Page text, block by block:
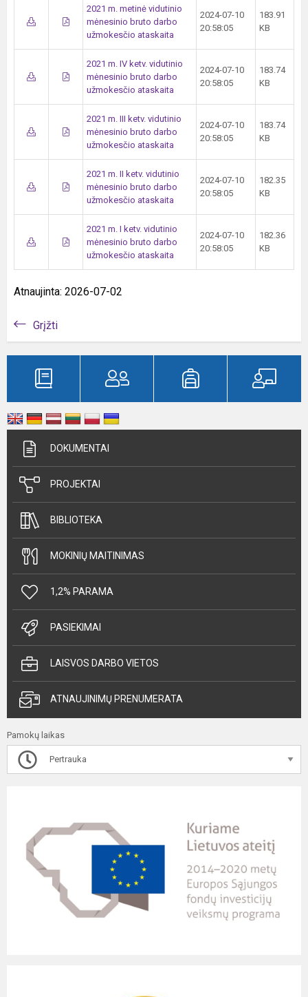
2021 m. metinė vidutinio
mėnesinio bruto darbo
užmokesčio ataskaita
2024-07-10
20:58:05
183.91
KB
2021 m. IV ketv. vidutinio
mėnesinio bruto darbo
užmokesčio ataskaita
2024-07-10
20:58:05
183.74
KB
2021 m. III ketv. vidutinio
mėnesinio bruto darbo
užmokesčio ataskaita
2024-07-10
20:58:05
183.74
KB
2021 m. II ketv. vidutinio
mėnesinio bruto darbo
užmokesčio ataskaita
2024-07-10
20:58:05
182.35
KB
2021 m. I ketv. vidutinio
mėnesinio bruto darbo
užmokesčio ataskaita
2024-07-10
20:58:05
182.36
KB
Atnaujinta: 2026-07-02
Grįžti
DOKUMENTAI
PROJEKTAI
BIBLIOTEKA
MOKINIŲ MAITINIMAS
1,2% PARAMA
PASIEKIMAI
LAISVOS DARBO VIETOS
ATNAUJINIMŲ PRENUMERATA
Pamokų laikas
Pertrauka